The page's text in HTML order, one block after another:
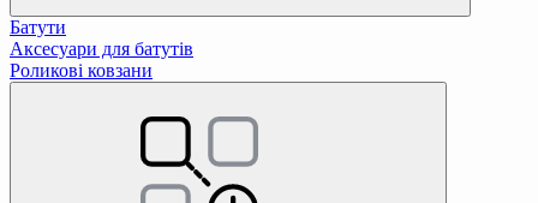
Батути
Аксесуари для батутів
Роликові ковзани